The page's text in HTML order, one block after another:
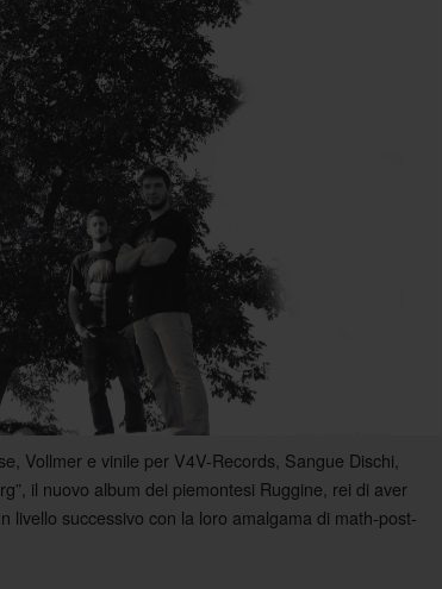
Vollmer e vinile per V4V-Records, Sangue Dischi,
il nuovo album dei piemontesi Ruggine, rei di aver
livello successivo con la loro amalgama di math-post-